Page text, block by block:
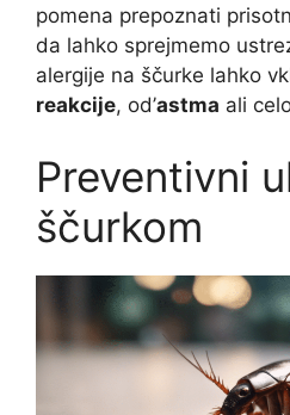
pomena prepoznati
da lahko sprejmemo
alergije na ščurke lahko
reakcije, od’astma ali
Preventivni
ščurkom